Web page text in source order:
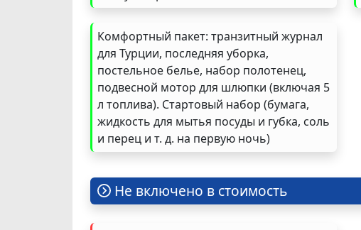
Комфортный пакет: транзитный журнал
для Турции, последняя уборка,
постельное белье, набор полотенец,
подвесной мотор для шлюпки (включая 5
л топлива). Стартовый набор (бумага,
жидкость для мытья посуды и губка, соль
и перец и т. д. на первую ночь)
Не включено в стоимость